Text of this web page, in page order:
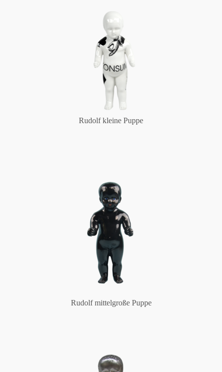
Rudolf kleine Puppe
Rudolf mittelgroße Puppe